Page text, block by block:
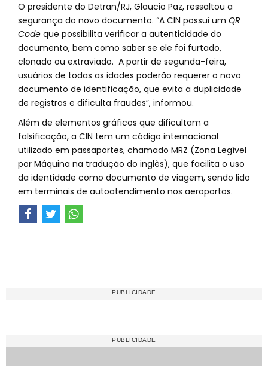
O presidente do Detran/RJ, Glaucio Paz, ressaltou a
segurança do novo documento. “A CIN possui um QR
Code que possibilita verificar a autenticidade do
documento, bem como saber se ele foi furtado,
clonado ou extraviado. A partir de segunda-feira,
usuários de todas as idades poderão requerer o novo
documento de identificação, que evita a duplicidade
de registros e dificulta fraudes”, informou.
Além de elementos gráficos que dificultam a
falsificação, a CIN tem um código internacional
utilizado em passaportes, chamado MRZ (Zona Legível
por Máquina na tradução do inglês), que facilita o uso
da identidade como documento de viagem, sendo lido
em terminais de autoatendimento nos aeroportos.